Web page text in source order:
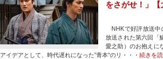
をさがせ！」【
NHKで好評放送中
放送された第六回「
愛之助）のお抱えに
アイデアとして、時代遅れになった”青本“のリ・・・ 続きを